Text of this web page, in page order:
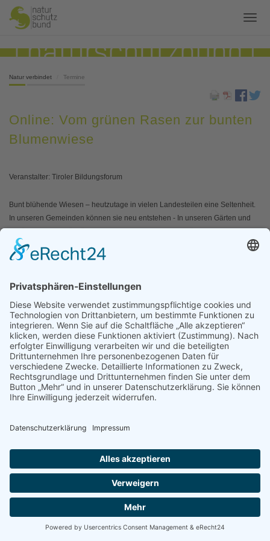
Natur verbindet Termine
Online: Vom grünen Rasen zur bunten
Blumenwiese
Veranstalter: Tiroler Bildungsforum
Bunt blühende Wiesen – heutzutage in vielen Landesteilen eine Seltenheit.
In unseren Gemeinden können sie neu entstehen - In unseren Gärten und
buntes Blütenmeer? Worauf muss man achten? Wie muss der Boden
vorbereitet werden und welches Saatgut ist überhaupt geeignet? Diese und
https://tiroler-bildungsforum.at/veranstaltungs-details/?
eid=340861&vid=3250
19.30-20.30, online
Datum:24.03.2022